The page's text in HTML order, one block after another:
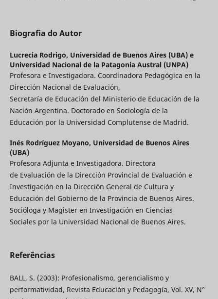
Biografia do Autor
Lucrecia Rodrigo, Universidad de Buenos Aires (UBA) e
Universidad Nacional de la Patagonia Austral (UNPA)
Profesora e Investigadora. Coordinadora Pedagógica en la
Dirección Nacional de Evaluación,
Secretaría de Educación del Ministerio de Educación de la
Nación Argentina. Doctorado en Sociología de la
Educación por la Universidad Complutense de Madrid.
Inés Rodríguez Moyano, Universidad de Buenos Aires
(UBA)
Profesora Adjunta e Investigadora. Directora
de Evaluación de la Dirección Provincial de Evaluación e
Investigación en la Dirección General de Cultura y
Educación del Gobierno de la Provincia de Buenos Aires.
Socióloga y Magister en Investigación en Ciencias
Sociales por la Universidad Nacional de Buenos Aires.
Referências
BALL, S. (2003): Profesionalismo, gerencialismo y
performatividad, Revista Educación y Pedagogía, Vol. XV, N°